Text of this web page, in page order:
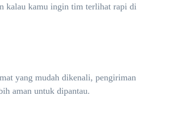
kalau kamu ingin tim terlihat rapi di
yang mudah dikenali, pengiriman
aman untuk dipantau.